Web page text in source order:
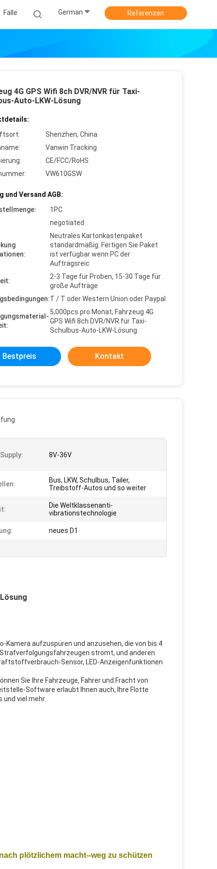
Fälle German Referenzen
4G GPS Wifi 8ch DVR/NVR für Taxi-
Auto-LKW-Lösung
Shenzhen, China
Vanwin Tracking
CE/FCC/RoHS
VW610GSW
und Versand AGB:
1PC
negotiated
Neutrales Kartonkastenpaket
standardmäßig. Fertigen Sie Paket
ist verfügbar wenn PC der
Auftragsreic
2-3 Tage für Proben, 15-30 Tage für
große Aufträge
T / T oder Western Union oder Paypal
5,000pcs pro Monat; Fahrzeug 4G
GPS Wifi 8ch DVR/NVR für Taxi-
Schulbus-Auto-LKW-Lösung
Bestpreis Kontakt
8V-36V
Bus, LKW, Schulbus, Tailer,
Treibstoff-Autos und so weiter
Die Weltklassenanti-
vibrationstechnologie
neues D1
Kamera aufzuspüren und anzusehen, die von bis 4
Strafverfolgungsfahrzeugen strömt, und anderen
Sensor, LED-Anzeigenfunktionen
Sie Ihre Fahrzeuge, Fahrer und Fracht von
Software erlaubt Ihnen auch, Ihre Flotte
viel mehr.
plötzlichem macht--weg zu schützen